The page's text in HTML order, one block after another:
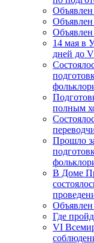
Объявлен
14 мая в
дней до
полным
Прошло
В Доме
Объявлен
Где
VI